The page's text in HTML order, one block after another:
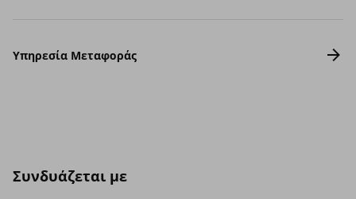
Υπηρεσία Μεταφοράς
Συνδυάζεται με